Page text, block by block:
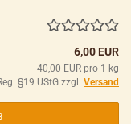
6,00 EUR
40,00 EUR pro 1 kg
§19 UStG zzgl. Versand